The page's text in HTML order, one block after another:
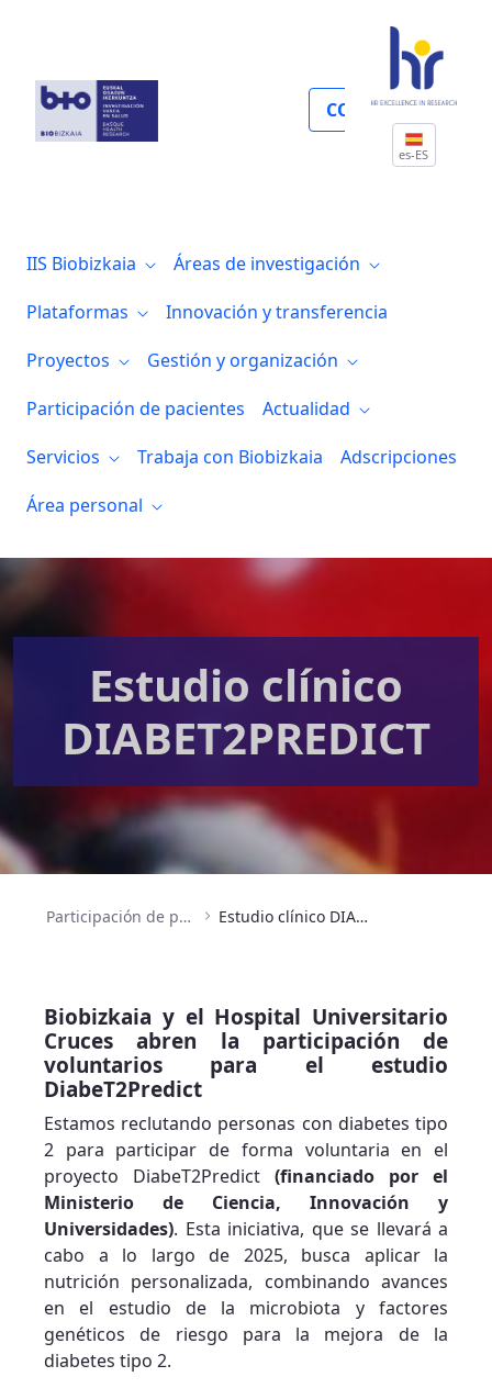
COLABORA
es-ES
IIS Biobizkaia
Áreas de investigación
Plataformas
Innovación y transferencia
Proyectos
Gestión y organización
Participación de pacientes
Actualidad
Servicios
Trabaja con Biobizkaia
Adscripciones
Área personal
Estudio clínico
DIABET2PREDICT
Participación de pacientes Estudio clínico DIABET2PREDICT
Biobizkaia y el Hospital Universitario
Cruces abren la participación de
voluntarios para el estudio
DiabeT2Predict
Estamos reclutando personas con diabetes tipo
2 para participar de forma voluntaria en el
proyecto DiabeT2Predict (financiado por el
Ministerio de Ciencia, Innovación y
Universidades). Esta iniciativa, que se llevará a
cabo a lo largo de 2025, busca aplicar la
nutrición personalizada, combinando avances
en el estudio de la microbiota y factores
genéticos de riesgo para la mejora de la
diabetes tipo 2.